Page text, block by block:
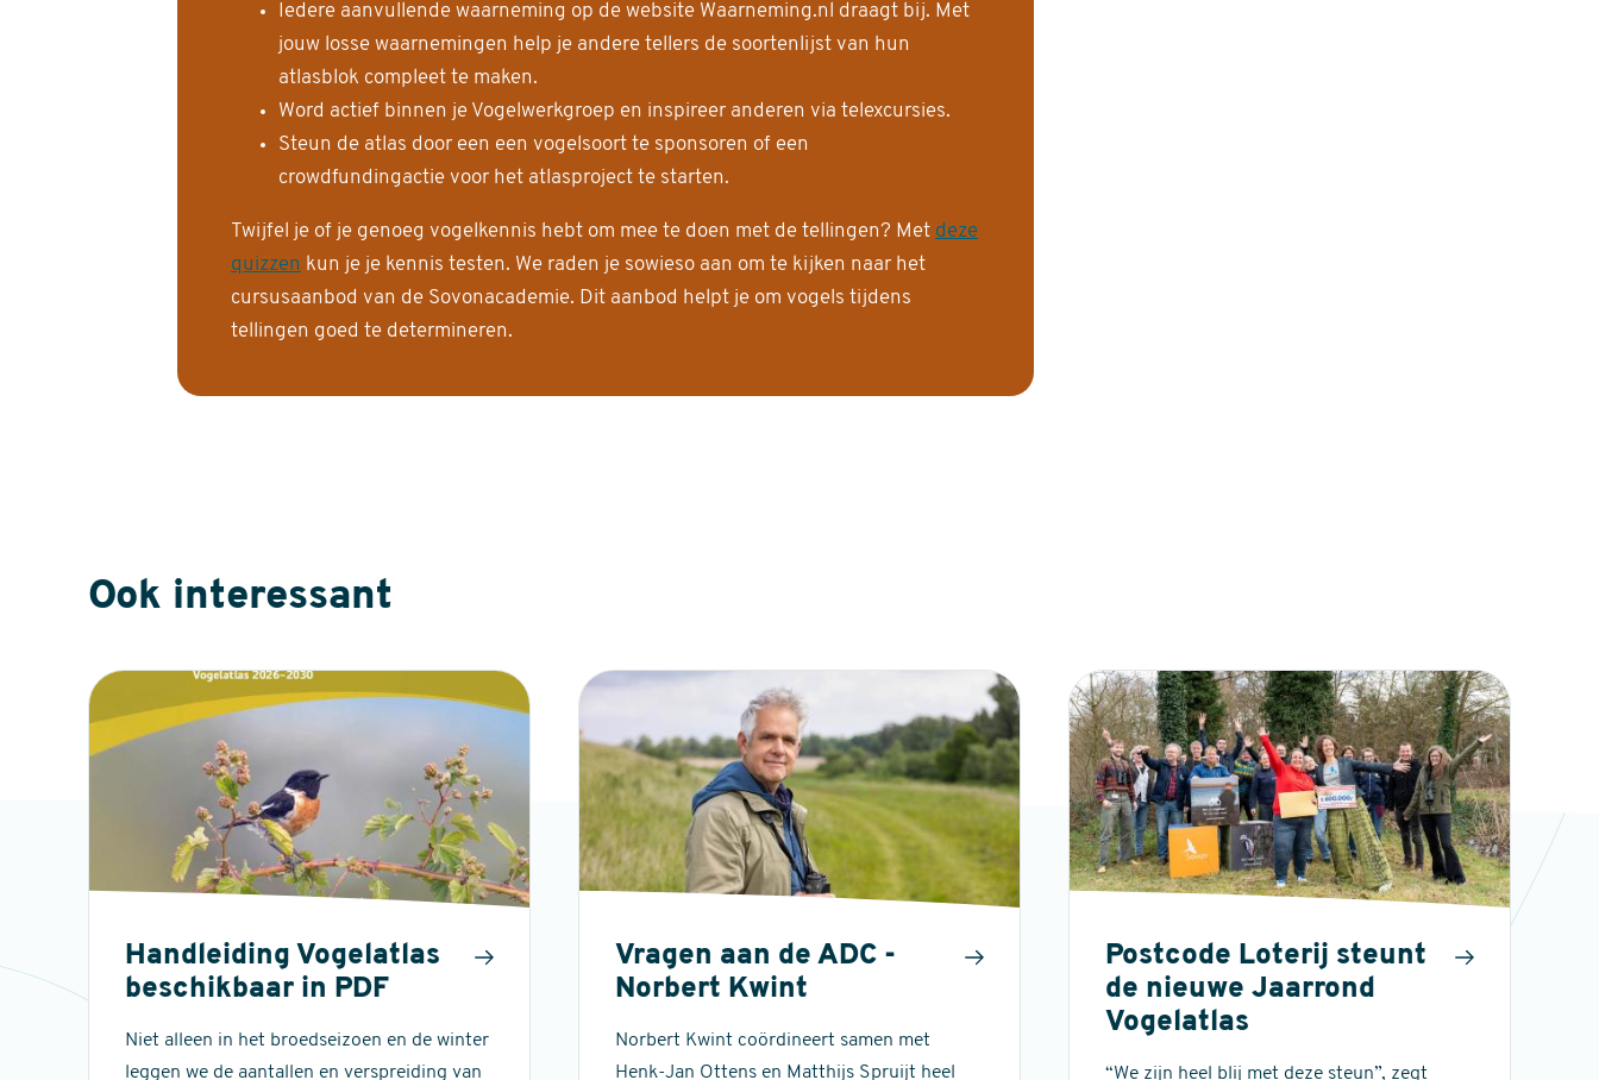
Iedere aanvullende waarneming op de website Waarneming.nl draagt bij. Met
jouw losse waarnemingen help je andere tellers de soortenlijst van hun
atlasblok compleet te maken.
Word actief binnen je Vogelwerkgroep en inspireer anderen via telexcursies.
Steun de atlas door een een vogelsoort te sponsoren of een
crowdfundingactie voor het atlasproject te starten.
Twijfel je of je genoeg vogelkennis hebt om mee te doen met de tellingen? Met deze
quizzen kun je je kennis testen. We raden je sowieso aan om te kijken naar het
cursusaanbod van de Sovonacademie. Dit aanbod helpt je om vogels tijdens
tellingen goed te determineren.
Ook interessant
Handleiding Vogelatlas
beschikbaar in PDF
Niet alleen in het broedseizoen en de winter
leggen we de aantallen en verspreiding van
Vragen aan de ADC -
Norbert Kwint
Norbert Kwint coördineert samen met
Henk-Jan Ottens en Matthijs Spruijt heel
Postcode Loterij steunt
de nieuwe Jaarrond
Vogelatlas
“We zijn heel blij met deze steun”, zegt